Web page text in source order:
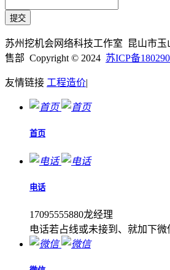
苏州挖机会网络科技工作室 昆山市玉
售部 Copyright © 2024 苏ICP备
友情链接 工程造价|
首页
电话
17095555880龙经理
电话若占线或未接到、就加下微